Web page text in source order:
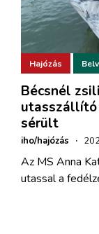
Hajózás
Bécsnél
utasszállító
sérült
iho/hajózás ·
Az MS Anna
utassal a